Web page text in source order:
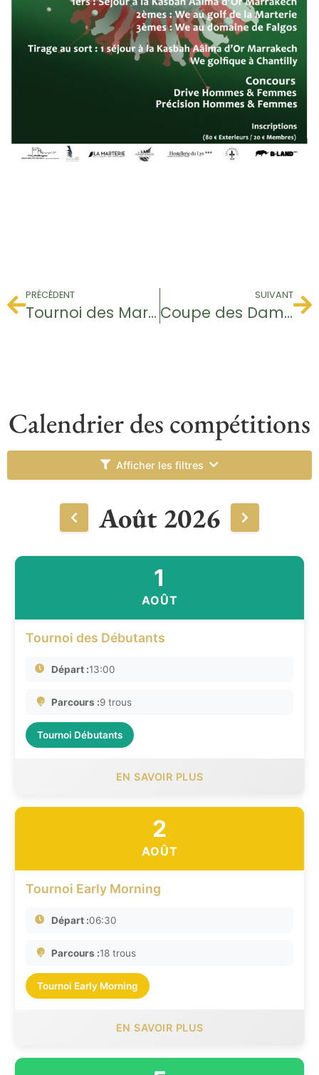
PRÉCÉDENT
Tournoi des Marshals
SUIVANT
Coupe des Dames de la Ligue
Calendrier des compétitions
Afficher les filtres
Août 2026
1
AOÛT
Tournoi des Débutants
Départ :13:00
Parcours :9 trous
Tournoi Débutants
EN SAVOIR PLUS
2
AOÛT
Tournoi Early Morning
Départ :06:30
Parcours :18 trous
Tournoi Early Morning
EN SAVOIR PLUS